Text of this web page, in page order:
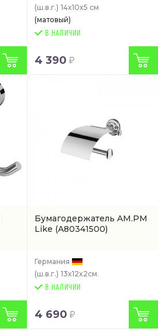
(ш.в.г.) 14x10x5 см
(матовый)
В НАЛИЧИИ
4 390
Бумагодержатель AM.PM
Like (A80341500)
Германия
(ш.в.г.) 13x12x2см.
В НАЛИЧИИ
4 690